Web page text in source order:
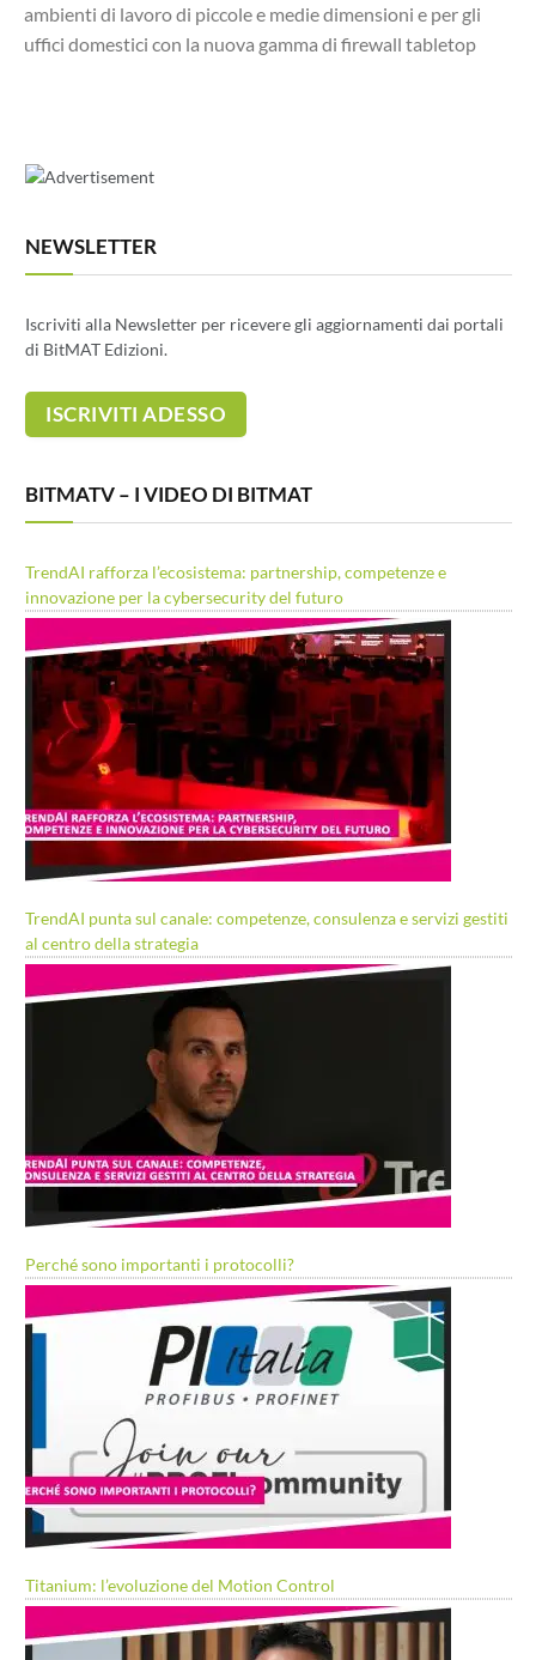
ambienti di lavoro di piccole e medie dimensioni e per gli
uffici domestici con la nuova gamma di firewall tabletop
NEWSLETTER
Iscriviti alla Newsletter per ricevere gli aggiornamenti dai portali
di BitMAT Edizioni.
BITMATV – I VIDEO DI BITMAT
TrendAI rafforza l’ecosistema: partnership, competenze e
innovazione per la cybersecurity del futuro
TrendAI punta sul canale: competenze, consulenza e servizi gestiti
al centro della strategia
Perché sono importanti i protocolli?
Titanium: l’evoluzione del Motion Control